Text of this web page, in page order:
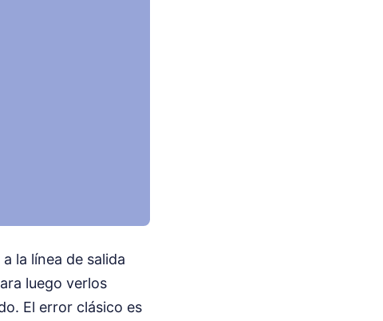
la línea de salida
luego verlos
El error clásico es